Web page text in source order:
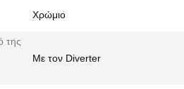
Χρώμιο
της
Με τον Diverter